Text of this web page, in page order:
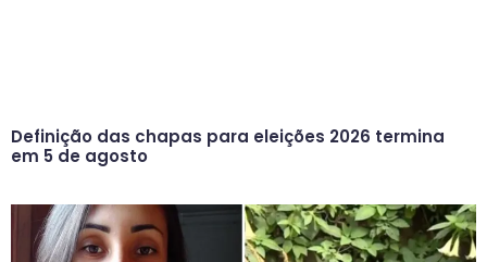
Definição das chapas para eleições 2026 termina
em 5 de agosto